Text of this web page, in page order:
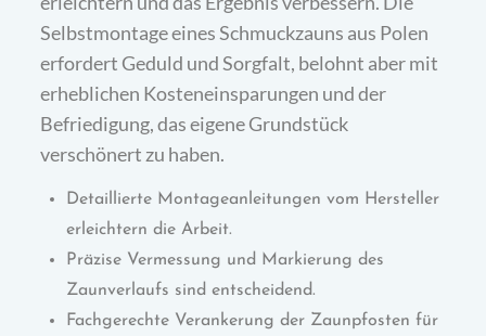
Selbstmontage eines Schmuckzauns aus Polen
erfordert Geduld und Sorgfalt, belohnt aber mit
erheblichen Kosteneinsparungen und der
Befriedigung, das eigene Grundstück
verschönert zu haben.
Detaillierte Montageanleitungen vom Hersteller
erleichtern die Arbeit.
Präzise Vermessung und Markierung des
Zaunverlaufs sind entscheidend.
Fachgerechte Verankerung der Zaunpfosten für